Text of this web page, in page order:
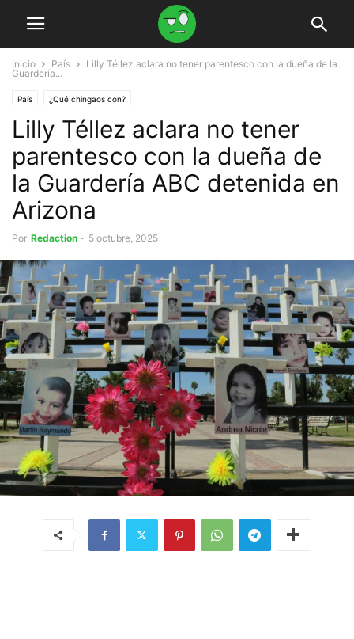
Inicio País
Lilly Téllez aclara no tener parentesco con la dueña de la
Guardería...
País ¿Qué chingaos con?
Lilly Téllez aclara no tener
parentesco con la dueña de
la Guardería ABC detenida en
Arizona
Por Redaction - 5 octubre, 2025